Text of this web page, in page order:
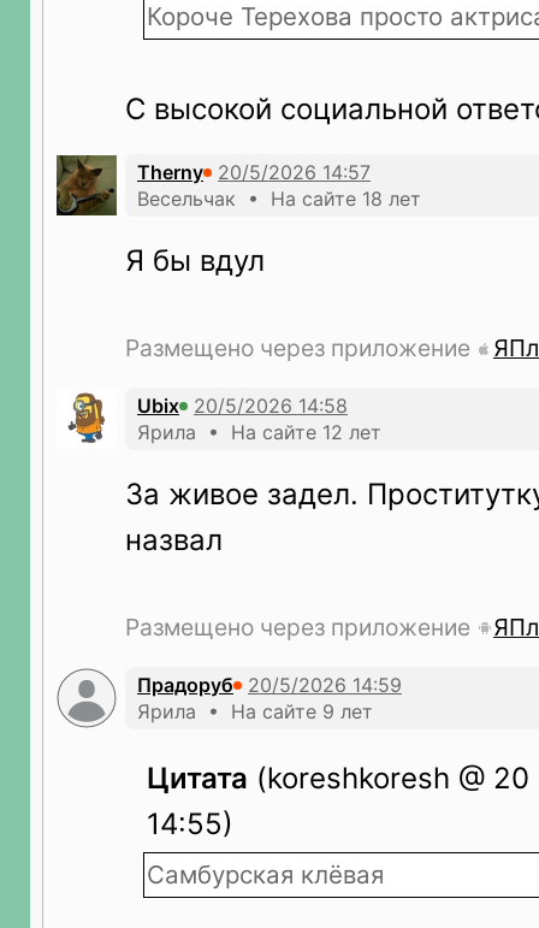
Короче Терехова просто
С высокой социальной
Therny
Весельчак • На сайте 18 лет
Я бы вдул
Размещено через приложение
Ubix
Ярила • На сайте 12 лет
За живое задел.
назвал
Размещено через приложение
Прадоруб
Ярила • На сайте 9 лет
Цитата (koreshkoresh @
14:55)
Самбурская клёвая